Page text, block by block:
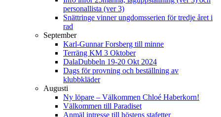
personallista (ver 3)
Snättringe vinner ungdomsserien för tredje året i
rad
September
Karl-Gunnar Forsberg till minne
Terräng KM 3 Oktober
DalaDubbeln 19-20 Okt 2024
Dags för provning och beställning av
klubbkläder
Augusti
Ny löpare – Välkommen Chloé Haberkorn!
Välkommen till Paradiset
Anmäl intresse till höstens stafetter